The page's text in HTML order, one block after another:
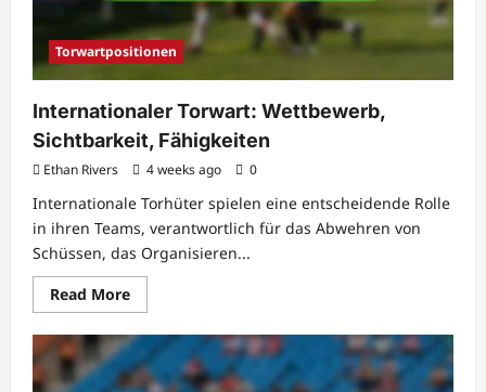
Torwartpositionen
Internationaler Torwart: Wettbewerb,
Sichtbarkeit, Fähigkeiten
Ethan Rivers 4 weeks ago 0
Internationale Torhüter spielen eine entscheidende Rolle
in ihren Teams, verantwortlich für das Abwehren von
Schüssen, das Organisieren...
Read MoreRead
more
Internationaler
Torwart:
Wettbewerb,
Sichtbarkeit,